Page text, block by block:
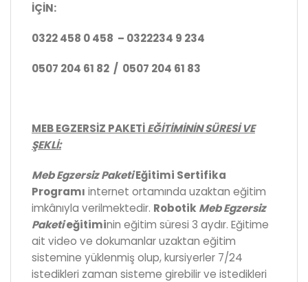
İÇİN:
0322 458 0 458 – 0322234 9 234
0507 204 61 82 / 0507 204 61 83
MEB EGZERSİZ PAKETİEĞİTİMİNİN SÜRESİ VE
ŞEKLİ:
Meb Egzersiz PaketiEğitimi Sertifika
Programı internet ortamında uzaktan eğitim
imkânıyla verilmektedir. Robotik Meb Egzersiz
Paketieğitiminin eğitim süresi 3 aydır. Eğitime
ait video ve dokumanlar uzaktan eğitim
sistemine yüklenmiş olup, kursiyerler 7/24
istedikleri zaman sisteme girebilir ve istedikleri